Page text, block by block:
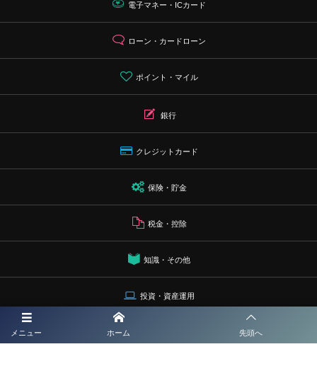
メニュー ホーム 先頭へ
電子マネー・ICカード
ローン・カードローン
ポイント・マイル
銀行
クレジットカード
保険・貯金
税金・控除
知識・その他
投資・資産運用
プライバシーポリシー